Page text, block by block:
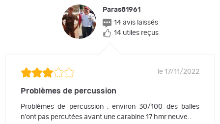
Paras81961
14 avis laissés
14 utiles reçus
le 17/11/2022
Problèmes de percussion
Problèmes de percussion , environ 30/100 des balles
n'ont pas percutées avant une carabine 17 hmr neuve..